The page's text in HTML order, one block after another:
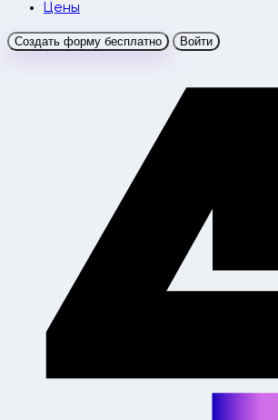
Цены
Создать форму бесплатно Войти